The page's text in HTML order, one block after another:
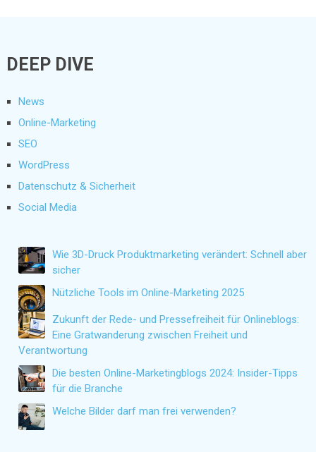
DEEP DIVE
News
Online-Marketing
SEO
WordPress
Datenschutz & Sicherheit
Social Media
Wie 3D-Druck Produktmarketing verändert: Schnell aber
sicher
Nützliche Tools im Online-Marketing 2025
Zukunft der Rede- und Pressefreiheit für Onlineblogs:
Eine Gratwanderung zwischen Freiheit und
Verantwortung
Die besten Online-Marketingblogs 2024: Insider-Tipps
für die Branche
Welche Bilder darf man frei verwenden?